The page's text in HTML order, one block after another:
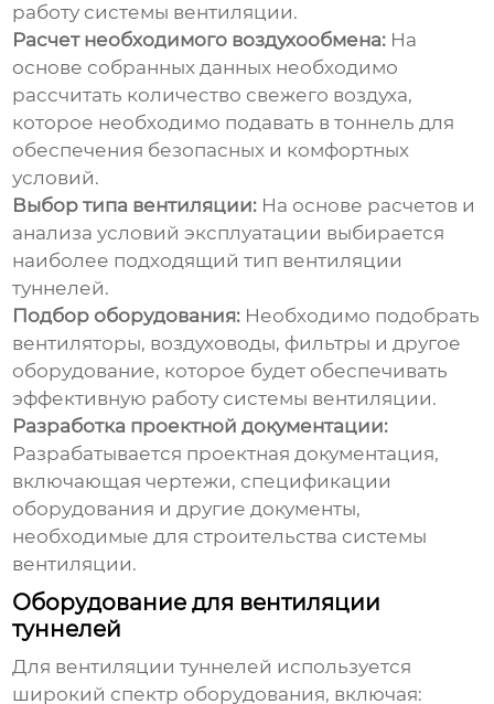
работу системы вентиляции.
Расчет необходимого воздухообмена: На
основе собранных данных необходимо
рассчитать количество свежего воздуха,
которое необходимо подавать в тоннель для
обеспечения безопасных и комфортных
условий.
Выбор типа вентиляции: На основе расчетов и
анализа условий эксплуатации выбирается
наиболее подходящий тип вентиляции
туннелей.
Подбор оборудования: Необходимо подобрать
вентиляторы, воздуховоды, фильтры и другое
оборудование, которое будет обеспечивать
эффективную работу системы вентиляции.
Разработка проектной документации:
Разрабатывается проектная документация,
включающая чертежи, спецификации
оборудования и другие документы,
необходимые для строительства системы
вентиляции.
Оборудование для вентиляции
туннелей
Для вентиляции туннелей используется
широкий спектр оборудования, включая: